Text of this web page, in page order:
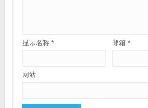
显示名称 * 邮箱*
网站